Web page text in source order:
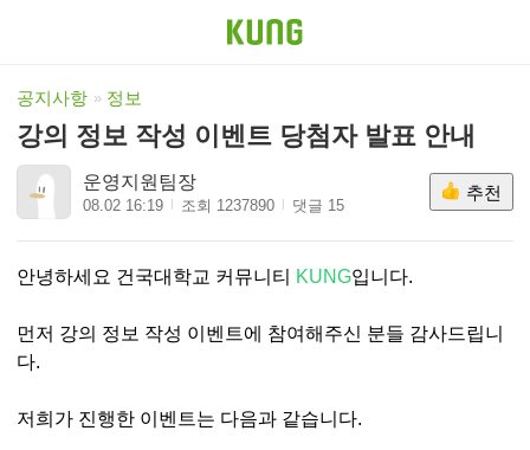
공지사항 정보
강의 정보 작성 이벤트 당첨자 발표 안내
운영지원팀장
08.02 16:19 조회 1237890 댓글 15
추천
안녕하세요 건국대학교 커뮤니티 KUNG입니다.
먼저 강의 정보 작성 이벤 트에 참여해주신 분들 감사드립니
다.
저희가 진행한 이벤트는 다음과 같습니다.